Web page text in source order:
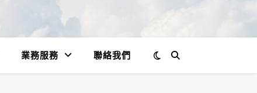
業務服務 聯絡我們